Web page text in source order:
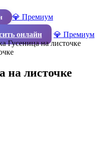
💎 Премиум
онлайн
💎 Премиум
Гусеница на листочке
на листочке